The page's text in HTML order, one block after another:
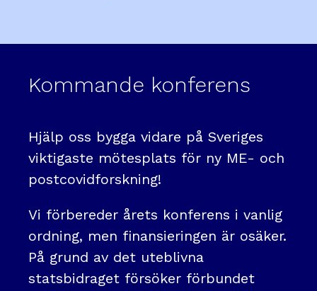
Kommande konferens
Hjälp oss bygga vidare på Sveriges
viktigaste mötesplats för ny ME- och
postcovidforskning!
Vi förbereder årets konferens i vanlig
ordning, men finansieringen är osäker.
På grund av det uteblivna
statsbidraget försöker förbundet